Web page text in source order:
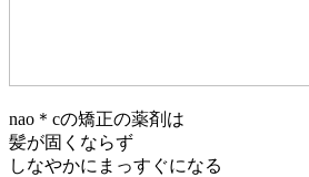
nao＊cの矯正の薬剤は
髪が固くならず
しなやかにまっすぐになる